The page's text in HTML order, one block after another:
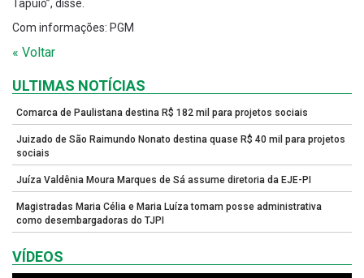
Tapuio”, disse.
Com informações: PGM
« Voltar
ULTIMAS NOTÍCIAS
Comarca de Paulistana destina R$ 182 mil para projetos sociais
Juizado de São Raimundo Nonato destina quase R$ 40 mil para projetos
sociais
Juíza Valdênia Moura Marques de Sá assume diretoria da EJE-PI
Magistradas Maria Célia e Maria Luíza tomam posse administrativa
como desembargadoras do TJPI
VÍDEOS